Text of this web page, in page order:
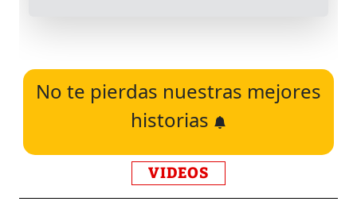
No te pierdas nuestras mejores
historias
VIDEOS